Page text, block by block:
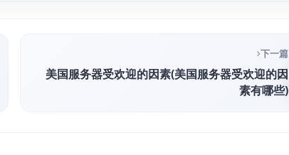
下一篇
美国服务器受欢迎的因素(美国服务器受欢迎的因
素有哪些)